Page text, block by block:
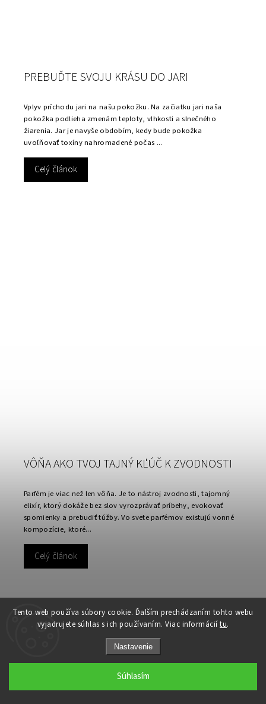
Tento web používa súbory cookie. Ďalším prechádzaním tohto webu
vyjadrujete súhlas s ich používaním. Viac informácií tu.
Nastavenie
Súhlasím
PREBUĎTE SVOJU KRÁSU DO JARI
Vplyv príchodu jari na našu pokožku. Na začiatku jari naša
pokožka podlieha zmenám teploty, vlhkosti a slnečného
žiarenia. Jar je navyše obdobím, kedy bude pokožka
uvoľňovať toxíny nahromadené počas ...
Celý článok
VÔŇA AKO TVOJ TAJNÝ KĽÚČ K ZVODNOSTI
Parfém je viac než len vôňa. Je to nástroj zvodnosti, tajomný
elixír, ktorý dokáže bez slov vyrozprávať príbehy, evokovať
spomienky a prebudiť túžby. Vo svete parfémov existujú vonné
kompozície, ktoré...
Celý článok